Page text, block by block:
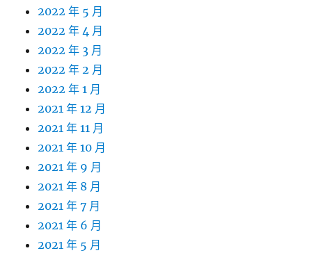
2022 年 5 月
2022 年 4 月
2022 年 3 月
2022 年 2 月
2022 年 1 月
2021 年 12 月
2021 年 11 月
2021 年 10 月
2021 年 9 月
2021 年 8 月
2021 年 7 月
2021 年 6 月
2021 年 5 月